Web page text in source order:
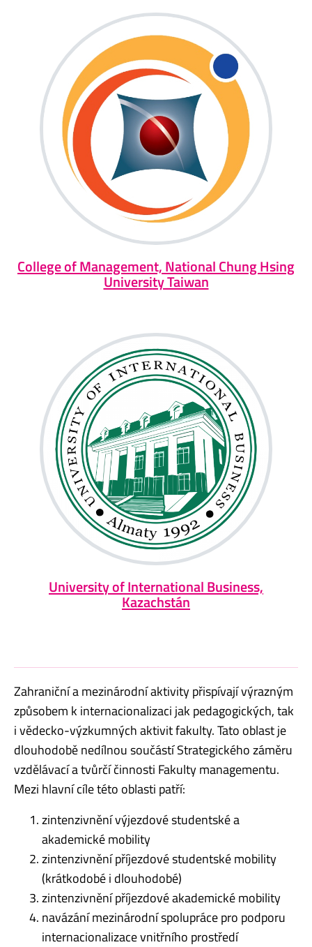
College of Management, National Chung Hsing
University Taiwan
University of International Business,
Kazachstán
Zahraniční a mezinárodní aktivity přispívají výrazným
způsobem k internacionalizaci jak pedagogických, tak
i vědecko-výzkumných aktivit fakulty. Tato oblast je
dlouhodobě nedílnou součástí Strategického záměru
vzdělávací a tvůrčí činnosti Fakulty managementu.
Mezi hlavní cíle této oblasti patří:
zintenzivnění výjezdové studentské a
akademické mobility
zintenzivnění příjezdové studentské mobility
(krátkodobé i dlouhodobé)
zintenzivnění příjezdové akademické mobility
navázání mezinárodní spolupráce pro podporu
internacionalizace vnitřního prostředí